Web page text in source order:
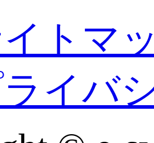
トマ
イバ